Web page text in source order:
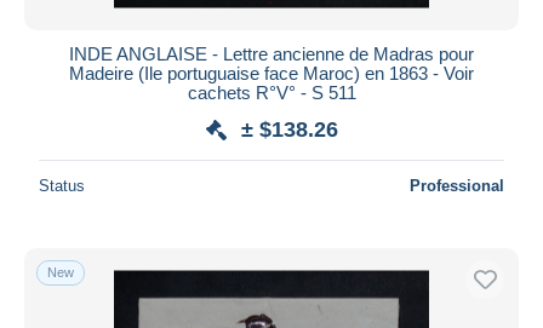
INDE ANGLAISE - Lettre ancienne de Madras pour
Madeire (Ile portuguaise face Maroc) en 1863 - Voir
cachets R°V° - S 511
± $138.26
Status Professional
New